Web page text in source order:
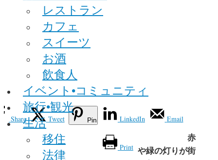
レストラン
カフェ
スイーツ
お酒
飲食人
イベント•コミュニティ
旅行•観光
生活
移住
法律
Share Tweet Pin LinkedIn Email
Print
赤
や緑の灯りが街